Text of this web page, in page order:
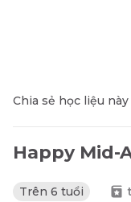
Chia sẻ học liệu này
Happy Mid-
Trên 6 tuổi